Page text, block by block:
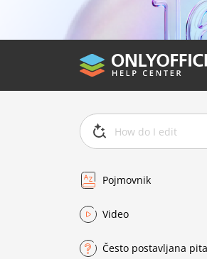
Pojmovnik
Video
Često postavljana